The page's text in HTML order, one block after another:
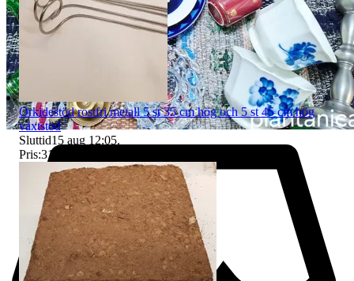
eller om en ny vara skall skickas, eller om vi kan komma överens
om skälig ersättning om det är mindre skada på varan.
Plantanica innehar F-skatt och alla varor säljs med 25 % moms
Orkidestöd rostfri metall 5 st 35 cm hög och 5 st 45 cm hög
växtstöd
Sluttid15 aug 12:05.
Pris:319 kr